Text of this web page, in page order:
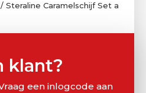
/ Steraline Caramelschijf Set a
klant?
een inlogcode aan